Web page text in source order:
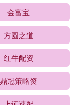
金富宝
方圆之道
红牛配资
鼎冠策略资